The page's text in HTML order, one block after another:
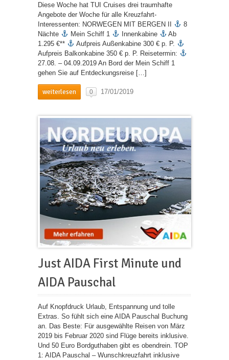
Diese Woche hat TUI Cruises drei traumhafte
Angebote der Woche für alle Kreuzfahrt-
Interessenten: NORWEGEN MIT BERGEN II
8
Nächte
Mein Schiff 1 Innenkabine
Ab
1.295 €**
Aufpreis Außenkabine 300 € p. P.
Aufpreis Balkonkabine 350 € p. P. Reisetermin:
27.08. – 04.09.2019 An Bord der Mein Schiff 1
gehen Sie auf Entdeckungsreise […]
weiterlesen 0 17/01/2019
Just AIDA First Minute und
AIDA Pauschal
Auf Knopfdruck Urlaub, Entspannung und tolle
Extras. So fühlt sich eine AIDA Pauschal Buchung
an. Das Beste: Für ausgewählte Reisen von März
2019 bis Februar 2020 sind Flüge bereits inklusive.
Und 50 Euro Bordguthaben gibt es obendrein. TOP
1: AIDA Pauschal – Wunschkreuzfahrt inklusive